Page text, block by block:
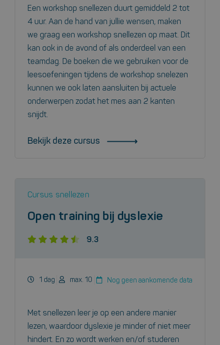
Een workshop snellezen duurt gemiddeld 2 tot
4 uur. Aan de hand van jullie wensen, maken
we graag een workshop snellezen op maat. Dit
kan ook in de avond of als onderdeel van een
teamdag. De boeken die we gebruiken voor de
leesoefeningen tijdens de workshop snelezen
kunnen we ook laten aansluiten bij actuele
onderwerpen zodat het mes aan 2 kanten
snijdt.
Bekijk deze cursus
Cursus snellezen
Open training bij dyslexie
9.3
1 dag max. 10 Nog geen aankomende data
Met snellezen leer je op een andere manier
lezen, waardoor dyslexie je minder of niet meer
hindert. En zo wordt werken en/of studeren